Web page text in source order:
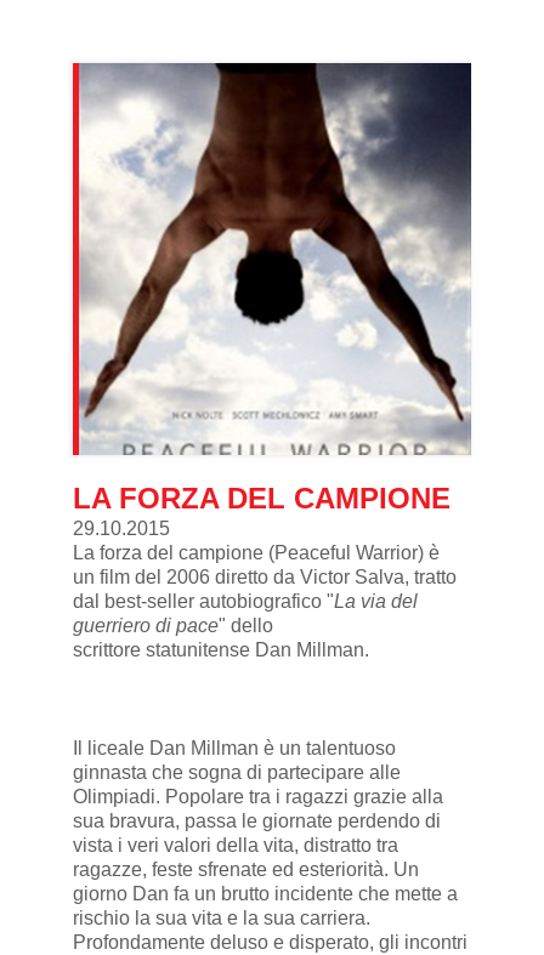
LA FORZA DEL CAMPIONE
29.10.2015
La forza del campione (Peaceful Warrior) è
un filmdel 2006diretto da Victor Salva, tratto
dal
best-sellerautobiografico "La via del
guerriero di pace" dello
scrittore statunitense Dan Millman.
Il liceale Dan Millman è un talentuoso
ginnasta che sogna di partecipare alle
Olimpiadi. Popolare tra i ragazzi grazie alla
sua bravura, passa le giornate perdendo di
vista i veri valori della vita, distratto tra
ragazze, feste sfrenate ed esteriorità. Un
giorno Dan fa un brutto incidente che mette a
rischio la sua vita e la sua carriera.
Profondamente deluso e disperato, gli incontri